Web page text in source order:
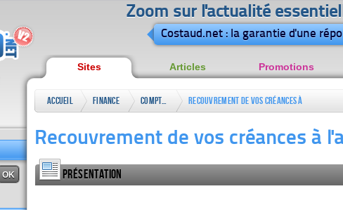
Zoom sur l'actualité
Costaud.net : la garantie d'une
Sites Articles Promotions
Accueil
Finance
Economie
Comptabilité
Recouvrement de vos créances à
Recouvrement de vos créances à
Présentation
OK